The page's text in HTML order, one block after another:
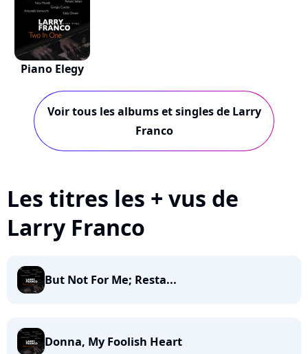
Piano Elegy
Voir tous les albums et singles de Larry
Franco
Les titres les + vus de
Larry Franco
But Not For Me; Resta...
Donna, My Foolish Heart